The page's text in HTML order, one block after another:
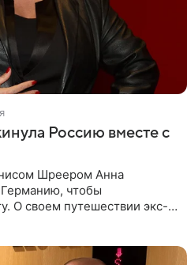
Россию вместе с
Шреером Анна
чтобы
О своем путешествии экс-